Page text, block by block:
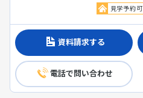
見学予約可
資料請求する
電話で問い合わせ